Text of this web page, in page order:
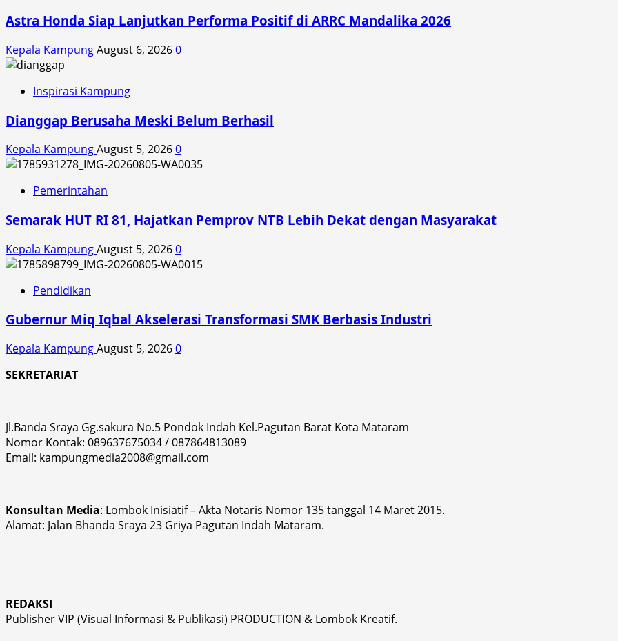
Astra Honda Siap Lanjutkan Performa Positif di ARRC Mandalika 2026
Kepala KampungAugust 6, 20260
Inspirasi Kampung
Dianggap Berusaha Meski Belum Berhasil
Kepala KampungAugust 5, 20260
Pemerintahan
Semarak HUT RI 81, Hajatkan Pemprov NTB Lebih Dekat dengan Masyarakat
Kepala KampungAugust 5, 20260
Pendidikan
Gubernur Miq Iqbal Akselerasi Transformasi SMK Berbasis Industri
Kepala KampungAugust 5, 20260
SEKRETARIAT
Jl.Banda Sraya Gg.sakura No.5 Pondok Indah Kel.Pagutan Barat Kota Mataram
Nomor Kontak: 089637675034 / 087864813089
Email: kampungmedia2008@gmail.com
Konsultan Media: Lombok Inisiatif – Akta Notaris Nomor 135 tanggal 14 Maret 2015.
Alamat: Jalan Bhanda Sraya 23 Griya Pagutan Indah Mataram.
REDAKSI
Publisher VIP (Visual Informasi & Publikasi) PRODUCTION & Lombok Kreatif.